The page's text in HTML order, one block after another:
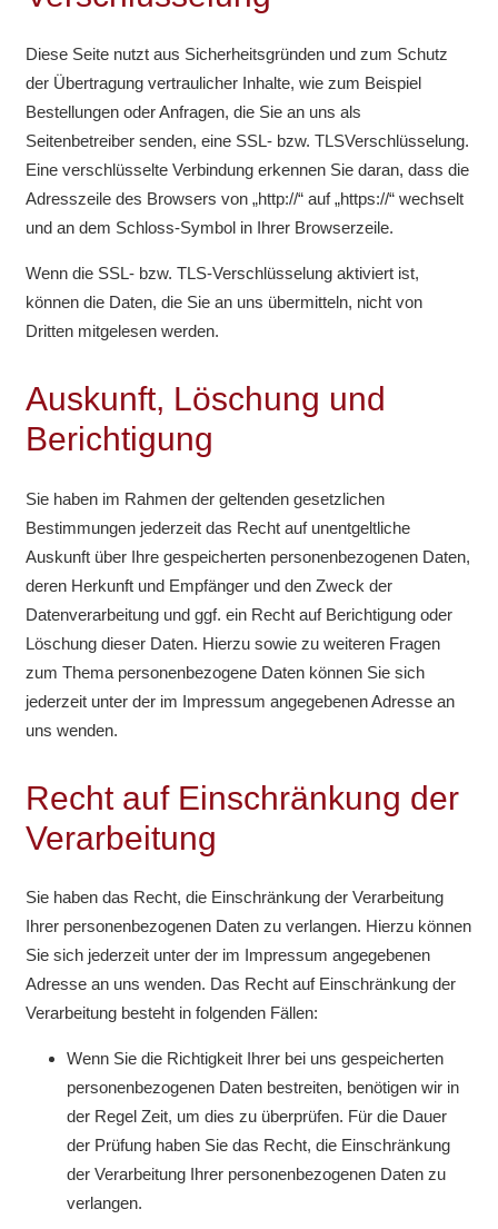
Diese Seite nutzt aus Sicherheitsgründen und zum Schutz
der Übertragung vertraulicher Inhalte, wie zum Beispiel
Bestellungen oder Anfragen, die Sie an uns als
Seitenbetreiber senden, eine SSL- bzw. TLSVerschlüsselung.
Eine verschlüsselte Verbindung erkennen Sie daran, dass die
Adresszeile des Browsers von „http://“ auf „https://“ wechselt
und an dem Schloss-Symbol in Ihrer Browserzeile.
Wenn die SSL- bzw. TLS-Verschlüsselung aktiviert ist,
können die Daten, die Sie an uns übermitteln, nicht von
Dritten mitgelesen werden.
Auskunft, Löschung und
Berichtigung
Sie haben im Rahmen der geltenden gesetzlichen
Bestimmungen jederzeit das Recht auf unentgeltliche
Auskunft über Ihre gespeicherten personenbezogenen Daten,
deren Herkunft und Empfänger und den Zweck der
Datenverarbeitung und ggf. ein Recht auf Berichtigung oder
Löschung dieser Daten. Hierzu sowie zu weiteren Fragen
zum Thema personenbezogene Daten können Sie sich
jederzeit unter der im Impressum angegebenen Adresse an
uns wenden.
Recht auf Einschränkung der
Verarbeitung
Sie haben das Recht, die Einschränkung der Verarbeitung
Ihrer personenbezogenen Daten zu verlangen. Hierzu können
Sie sich jederzeit unter der im Impressum angegebenen
Adresse an uns wenden. Das Recht auf Einschränkung der
Verarbeitung besteht in folgenden Fällen:
Wenn Sie die Richtigkeit Ihrer bei uns gespeicherten
personenbezogenen Daten bestreiten, benötigen wir in
der Regel Zeit, um dies zu überprüfen. Für die Dauer
der Prüfung haben Sie das Recht, die Einschränkung
der Verarbeitung Ihrer personenbezogenen Daten zu
verlangen.